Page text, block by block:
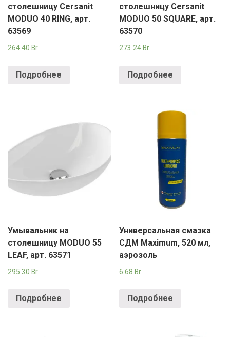
столешницу Cersanit
MODUO 40 RING, арт.
63569
264.40 Br
Подробнее
столешницу Cersanit
MODUO 50 SQUARE, арт.
63570
273.24 Br
Подробнее
Умывальник на
столешницу MODUO 55
LEAF, арт. 63571
295.30 Br
Подробнее
Универсальная смазка
СДМ Maximum, 520 мл,
аэрозоль
6.68Br
Подробнее